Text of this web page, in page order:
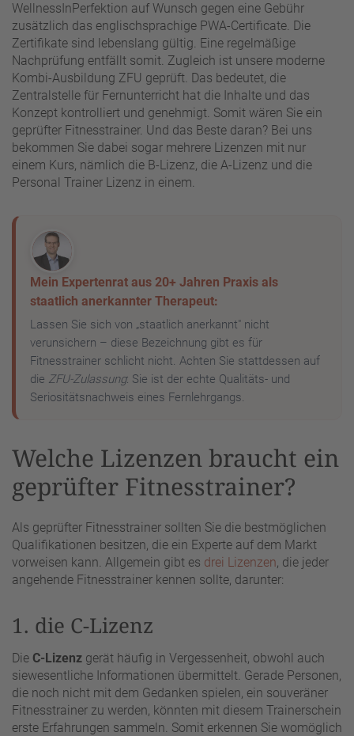
WellnessInPerfektion auf Wunsch gegen eine Gebühr
zusätzlich das englischsprachige PWA-Certificate. Die
Zertifikate sind lebenslang gültig. Eine regelmäßige
Nachprüfung entfällt somit. Zugleich ist unsere moderne
Kombi-Ausbildung ZFU geprüft. Das bedeutet, die
Zentralstelle für Fernunterricht hat die Inhalte und das
Konzept kontrolliert und genehmigt. Somit wären Sie ein
geprüfter Fitnesstrainer. Und das Beste daran? Bei uns
bekommen Sie dabei sogar mehrere Lizenzen mit nur
einem Kurs, nämlich die B-Lizenz, die A-Lizenz und die
Personal Trainer Lizenz in einem.
Mein Expertenrat aus 20+ Jahren Praxis als
staatlich anerkannter Therapeut:
Lassen Sie sich von „staatlich anerkannt" nicht
verunsichern – diese Bezeichnung gibt es für
Fitnesstrainer schlicht nicht. Achten Sie stattdessen auf
die ZFU-Zulassung: Sie ist der echte Qualitäts- und
Seriositätsnachweis eines Fernlehrgangs.
Welche Lizenzen braucht ein
geprüfter Fitnesstrainer?
Als geprüfter Fitnesstrainer sollten Sie die bestmöglichen
Qualifikationen besitzen, die ein Experte auf dem Markt
vorweisen kann. Allgemein gibt es drei Lizenzen, die jeder
angehende Fitnesstrainer kennen sollte, darunter:
1. die C-Lizenz
Die C-Lizenz gerät häufig in Vergessenheit, obwohl auch
siewesentliche Informationen übermittelt. Gerade Personen,
die noch nicht mit dem Gedanken spielen, ein souveräner
Fitnesstrainer zu werden, könnten mit diesem Trainerschein
erste Erfahrungen sammeln. Somit erkennen Sie womöglich